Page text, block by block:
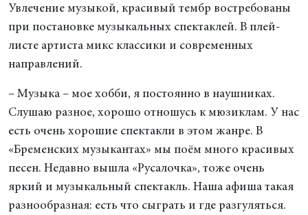
Увлечение музыкой, красивый тембр востребованы
при постановке музыкальных спектаклей. В плей-
листе артиста микс классики и современных
направлений.
– Музыка – мое хобби, я постоянно в наушниках.
Слушаю разное, хорошо отношусь к мюзиклам. У нас
есть очень хорошие спектакли в этом жанре. В
«Бременских музыкантах» мы поём много красивых
песен. Недавно вышла «Русалочка», тоже очень
яркий и музыкальный спектакль. Наша афиша такая
разнообразная: есть что сыграть и где разгуляться.